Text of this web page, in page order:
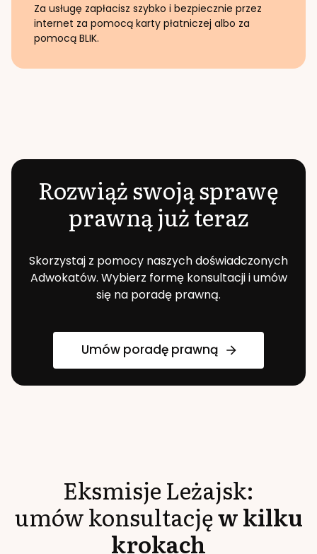
Za usługę zapłacisz szybko i bezpiecznie przez
internet za pomocą karty płatniczej albo za
pomocą BLIK.
Rozwiąż swoją sprawę
prawną już teraz
Skorzystaj z pomocy naszych doświadczonych
Adwokatów. Wybierz formę konsultacji i umów
się na poradę prawną.
Umów poradę prawną
EksmisjeLeżajsk:
umów konsultacjęw kilku
krokach